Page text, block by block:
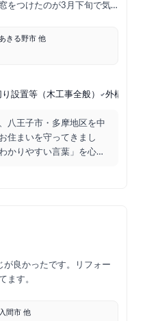
をつけたのが3月下旬で気
す。ネットでたまたま見
今日に至るまで短い期間で
きる野市 他
設置等（木工事全般） 外構工事
八王子市・多摩地区を中
住まいを守ってきまし
かりやすい言葉」を心掛
が良かったです。リフォー
ます。
間市 他